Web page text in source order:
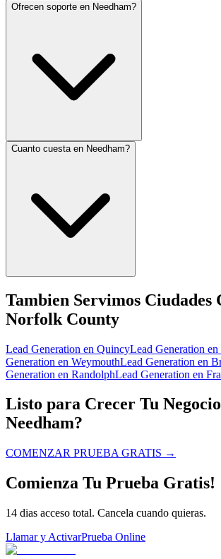
Ofrecen soporte en Needham?
Cuanto cuesta en Needham?
Tambien Servimos Ciudades
Norfolk County
Lead Generation en QuincyLead Generation en
Generation en WeymouthLead Generation en
Generation en RandolphLead Generation en
Listo para Crecer Tu
Needham?
COMENZAR PRUEBA GRATIS →
Comienza Tu Prueba Gratis!
14 dias acceso total. Cancela cuando quieras.
Llamar y ActivarPrueba Online